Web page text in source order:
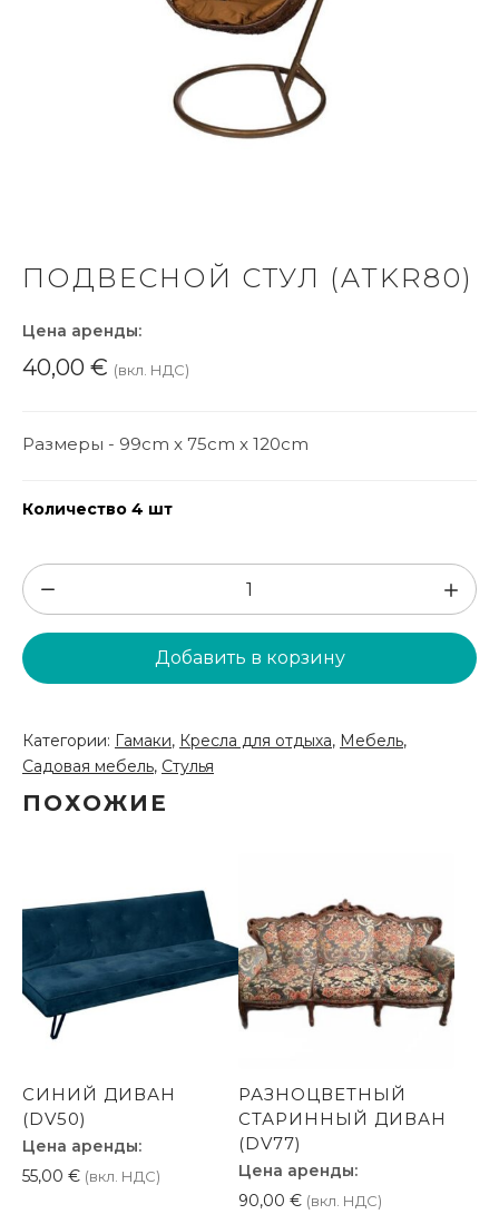
ПОДВЕСНОЙ СТУЛ (ATKR80)
Цена аренды:
40,00 € (вкл. НДС)
Размеры - 99cm x 75cm x 120cm
Количество 4 шт
Количество
товара
Подвесной
стул
Добавить в корзину
Категории: Гамаки, Кресла для отдыха, Мебель,
Садовая мебель, Стулья
ПОХОЖИЕ
СИНИЙ ДИВАН
(DV50)
Цена аренды:
55,00 € (вкл. НДС)
РАЗНОЦВЕТНЫЙ
СТАРИННЫЙ ДИВАН
(DV77)
Цена аренды:
90,00 € (вкл. НДС)